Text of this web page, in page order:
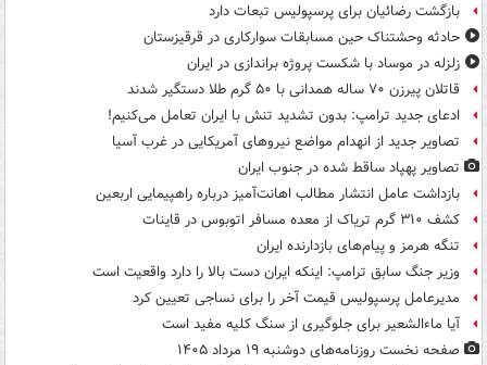
بازگشت رضائیان برای پرسپولیس تبعات دارد
حادثه وحشتناک حین مسابقات سوارکاری در قرقیزستان
زلزله در موساد با شکست پروژه براندازی در ایران
قاتلان پیرزن ۷۰ ساله همدانی با ۵۰ گرم طلا دستگیر شدند
ادعای جدید ترامپ: بدون تشدید تنش با ایران تعامل می‌کنیم!
تصاویر جدید از انهدام مواضع نیروهای آمریکایی در غرب آسیا
تصاویر پهپاد ساقط شده در جنوب ایران
بازداشت عامل انتشار مطالب اهانت‌آمیز درباره راهپیمایی اربعین
کشف ۳۱۰ گرم تریاک از معده مسافر اتوبوس در قاینات
تنگه هرمز و پیام‌های بازدارنده ایران
وزیر جنگ سابق ترامپ: اینکه ایران دست بالا را دارد واقعیت است
مدیرعامل پرسپولیس قیمت آخر را برای نساجی تعیین کرد
آیا ماءالشعیر برای جلوگیری از سنگ کلیه مفید است
صفحه نخست روزنامه‌های دوشنبه ۱۹ مرداد ۱۴۰۵